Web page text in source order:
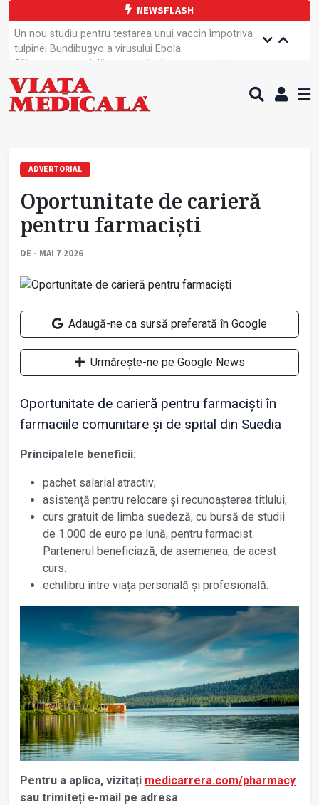
NEWSFLASH
Un nou studiu pentru testarea unui vaccin împotriva
tulpinei Bundibugyo a virusului Ebola
Alăptarea, esențială pentru sănătatea mamei și
copilului
Cartea electronică de identitate, noul card de
sănătate
A fost elaborată metodologia de screening pentru
Tratamentul cancerului pulmonar „nu mai este
standardizat”
Contractul cadru ar putea fi modificat
Campanie de prevenție dedicată sportivelor
ADVERTORIAL
Oportunitate de carieră
pentru farmaciști
DE - MAI 7 2026
Adaugă-ne ca sursă preferată în Google
Urmărește-ne pe Google News
Oportunitate de carieră pentru farmaciști în
farmaciile comunitare și de spital din Suedia
Principalele beneficii:
pachet salarial atractiv;
asistență pentru relocare și recunoașterea titlului;
curs gratuit de limba suedeză, cu bursă de studii
de 1.000 de euro pe lună, pentru farmacist.
Partenerul beneficiază, de asemenea, de acest
curs.
echilibru între viața personală și profesională.
Pentru a aplica, vizitați medicarrera.com/pharmacy
sau trimiteți e-mail pe adresa